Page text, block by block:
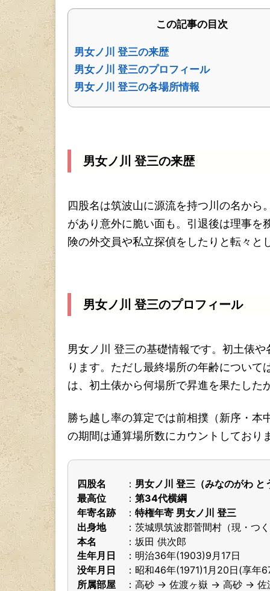
この記事の目次
男女ノ川 登三の来歴
男女ノ川 登三のプロフィール
男女ノ川 登三の各場所情報
男女ノ川 登三の来歴
四股名は筑波山に源流を持つ川の名か
があり意外に脆い面も。引退後は理事を
険の外交員や私立探偵をしたりと転々と
男女ノ川 登三のプロフィール
男女ノ川 登三の基礎情報です。初土俵
ります。ただし最終場所の年齢につい
は、初土俵から何場所で昇進を果たした
勝ち越し率の算定では前相撲（新序・本
の期間は通算場所数にカウントしており
四股名
男女ノ川 登三（みなのがわ と
最高位
第34代横綱
年寄名跡
特権年寄 男女ノ川 登三
出身地
茨城県筑波郡菅間村（現・つ
本名
坂田 供次郎
生年月日
明治36年(1903)9月17日
没年月日
昭和46年(1971)1月20日(享年
所属部屋
高砂 → 佐渡ヶ嶽 → 高砂 → 佐